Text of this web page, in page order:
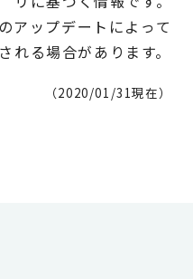
アップデートによって
れる場合があります。
（2020/01/31現在）